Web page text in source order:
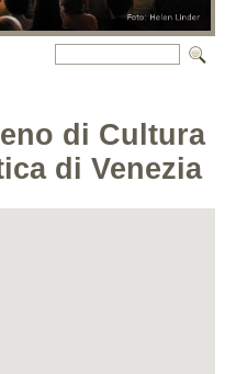
di Cultura
di Venezia